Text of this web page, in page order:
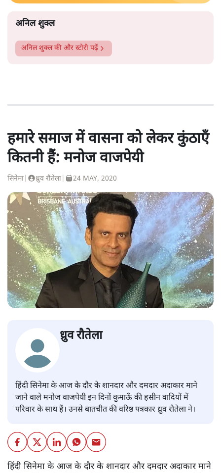
अनिल शुक्ल
अनिल शुक्लकी और स्टोरी पढ़ें
हमारे समाज में वासना को लेकर कुंठाएँ
कितनी हैं: मनोज वाजपेयी
सिनेमा ध्रुव रौतेला 24 MAY, 2020
ध्रुव रौतेला
हिंदी सिनेमा के आज के दौर के शानदार और दमदार अदाकार माने
जाने वाले मनोज वाजपेयी इन दिनों कुमाऊँ की हसीन वादियों में
परिवार के साथ हैं। उनसे बातचीत की वरिष्ठ पत्रकार ध्रुव रौतेला ने।
हिंदी सिनेमा के आज के दौर के शानदार और दमदार अदाकार माने